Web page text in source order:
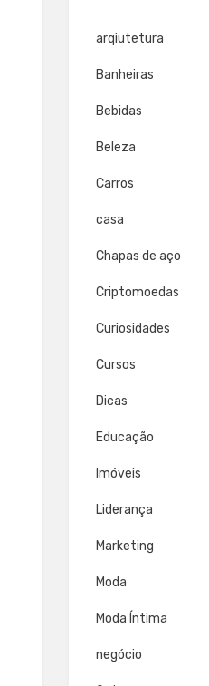
arqiutetura
Banheiras
Bebidas
Beleza
Carros
casa
Chapas de aço
Criptomoedas
Curiosidades
Cursos
Dicas
Educação
Imóveis
Liderança
Marketing
Moda
Moda Íntima
negócio